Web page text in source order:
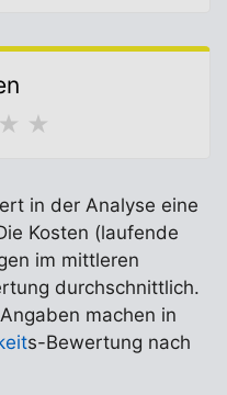
★ ★
in der Analyse eine
Kosten (laufende
im mittleren
durchschnittlich.
machen in
s-Bewertung nach